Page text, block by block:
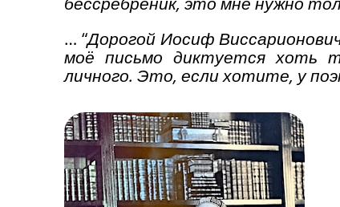
… “Дорогой Иосиф
моё письмо диктуется хоть
личного. Это, если хотите, у